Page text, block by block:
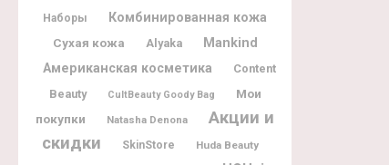
Наборы Комбинированная кожа
Сухая кожа Alyaka Mankind
Американская косметика
Content
Beauty
CultBeauty Goody Bag
Мои
покупки
Natasha Denona
Акции и
скидки
SkinStore Huda Beauty